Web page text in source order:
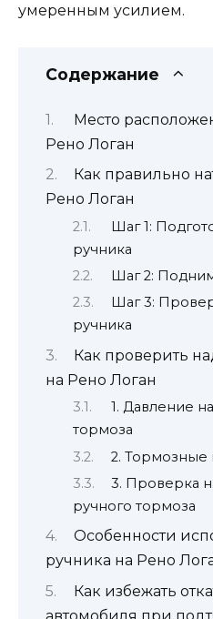
умеренным усилием.
Содержание
Место
Рено Логан
Как правильно
Рено Логан
Шаг 1:
ручника
Шаг 2:
Шаг 3:
ручника
Как проверить
на Рено Логан
1. Давление
тормоза
2. Тормозные
3. Проверка
ручного тормоза
Особенности
ручника на Рено
Как избежать